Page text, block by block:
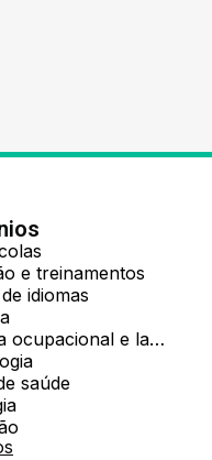
e treinamentos
idiomas
Medicina ocupacional e laboratorial
saúde